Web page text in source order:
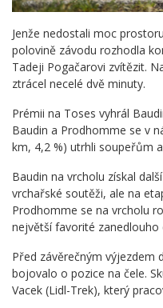
Jenže nedostali moc
polovině závodu rozhodla
Tadeji Pogačarovi zvítězit.
ztrácel necelé dvě minuty.
Prémii na Toses vyhrál
Baudin a Prodhomme se v
km, 4,2 %) utrhli soupeřům
Baudin na vrcholu získal
vrchařské soutěži, ale na
Prodhomme se na vrcholu
největší favorité zanedlouho
Před závěrečným výjezdem
bojovalo o pozice na čele.
Vacek (Lidl-Trek), který